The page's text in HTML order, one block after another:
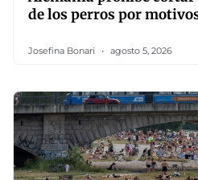
de los perros por
Josefina Bonari agosto 5, 2026